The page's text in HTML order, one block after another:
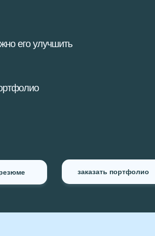
его улучшить
заказать портфолио